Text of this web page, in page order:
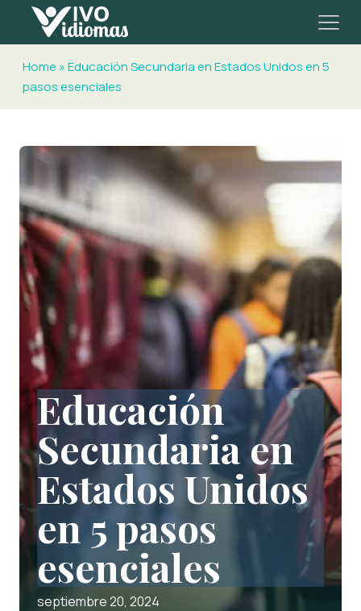
Home »Educación Secundaria en Estados Unidos en 5
pasos esenciales
Educación
Secundaria en
Estados Unidos
en 5 pasos
esenciales
septiembre 20, 2024